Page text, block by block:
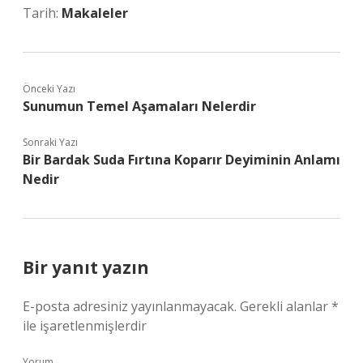
Tarih: Makaleler
Önceki Yazı
Sunumun Temel Aşamaları Nelerdir
Sonraki Yazı
Bir Bardak Suda Fırtına Koparır Deyiminin Anlamı
Nedir
Bir yanıt yazın
E-posta adresiniz yayınlanmayacak. Gerekli alanlar*
ile işaretlenmişlerdir